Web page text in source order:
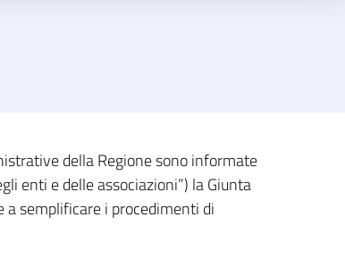
della Regione sono informate
enti e delle associazioni”) la Giunta
a semplificare i procedimenti di